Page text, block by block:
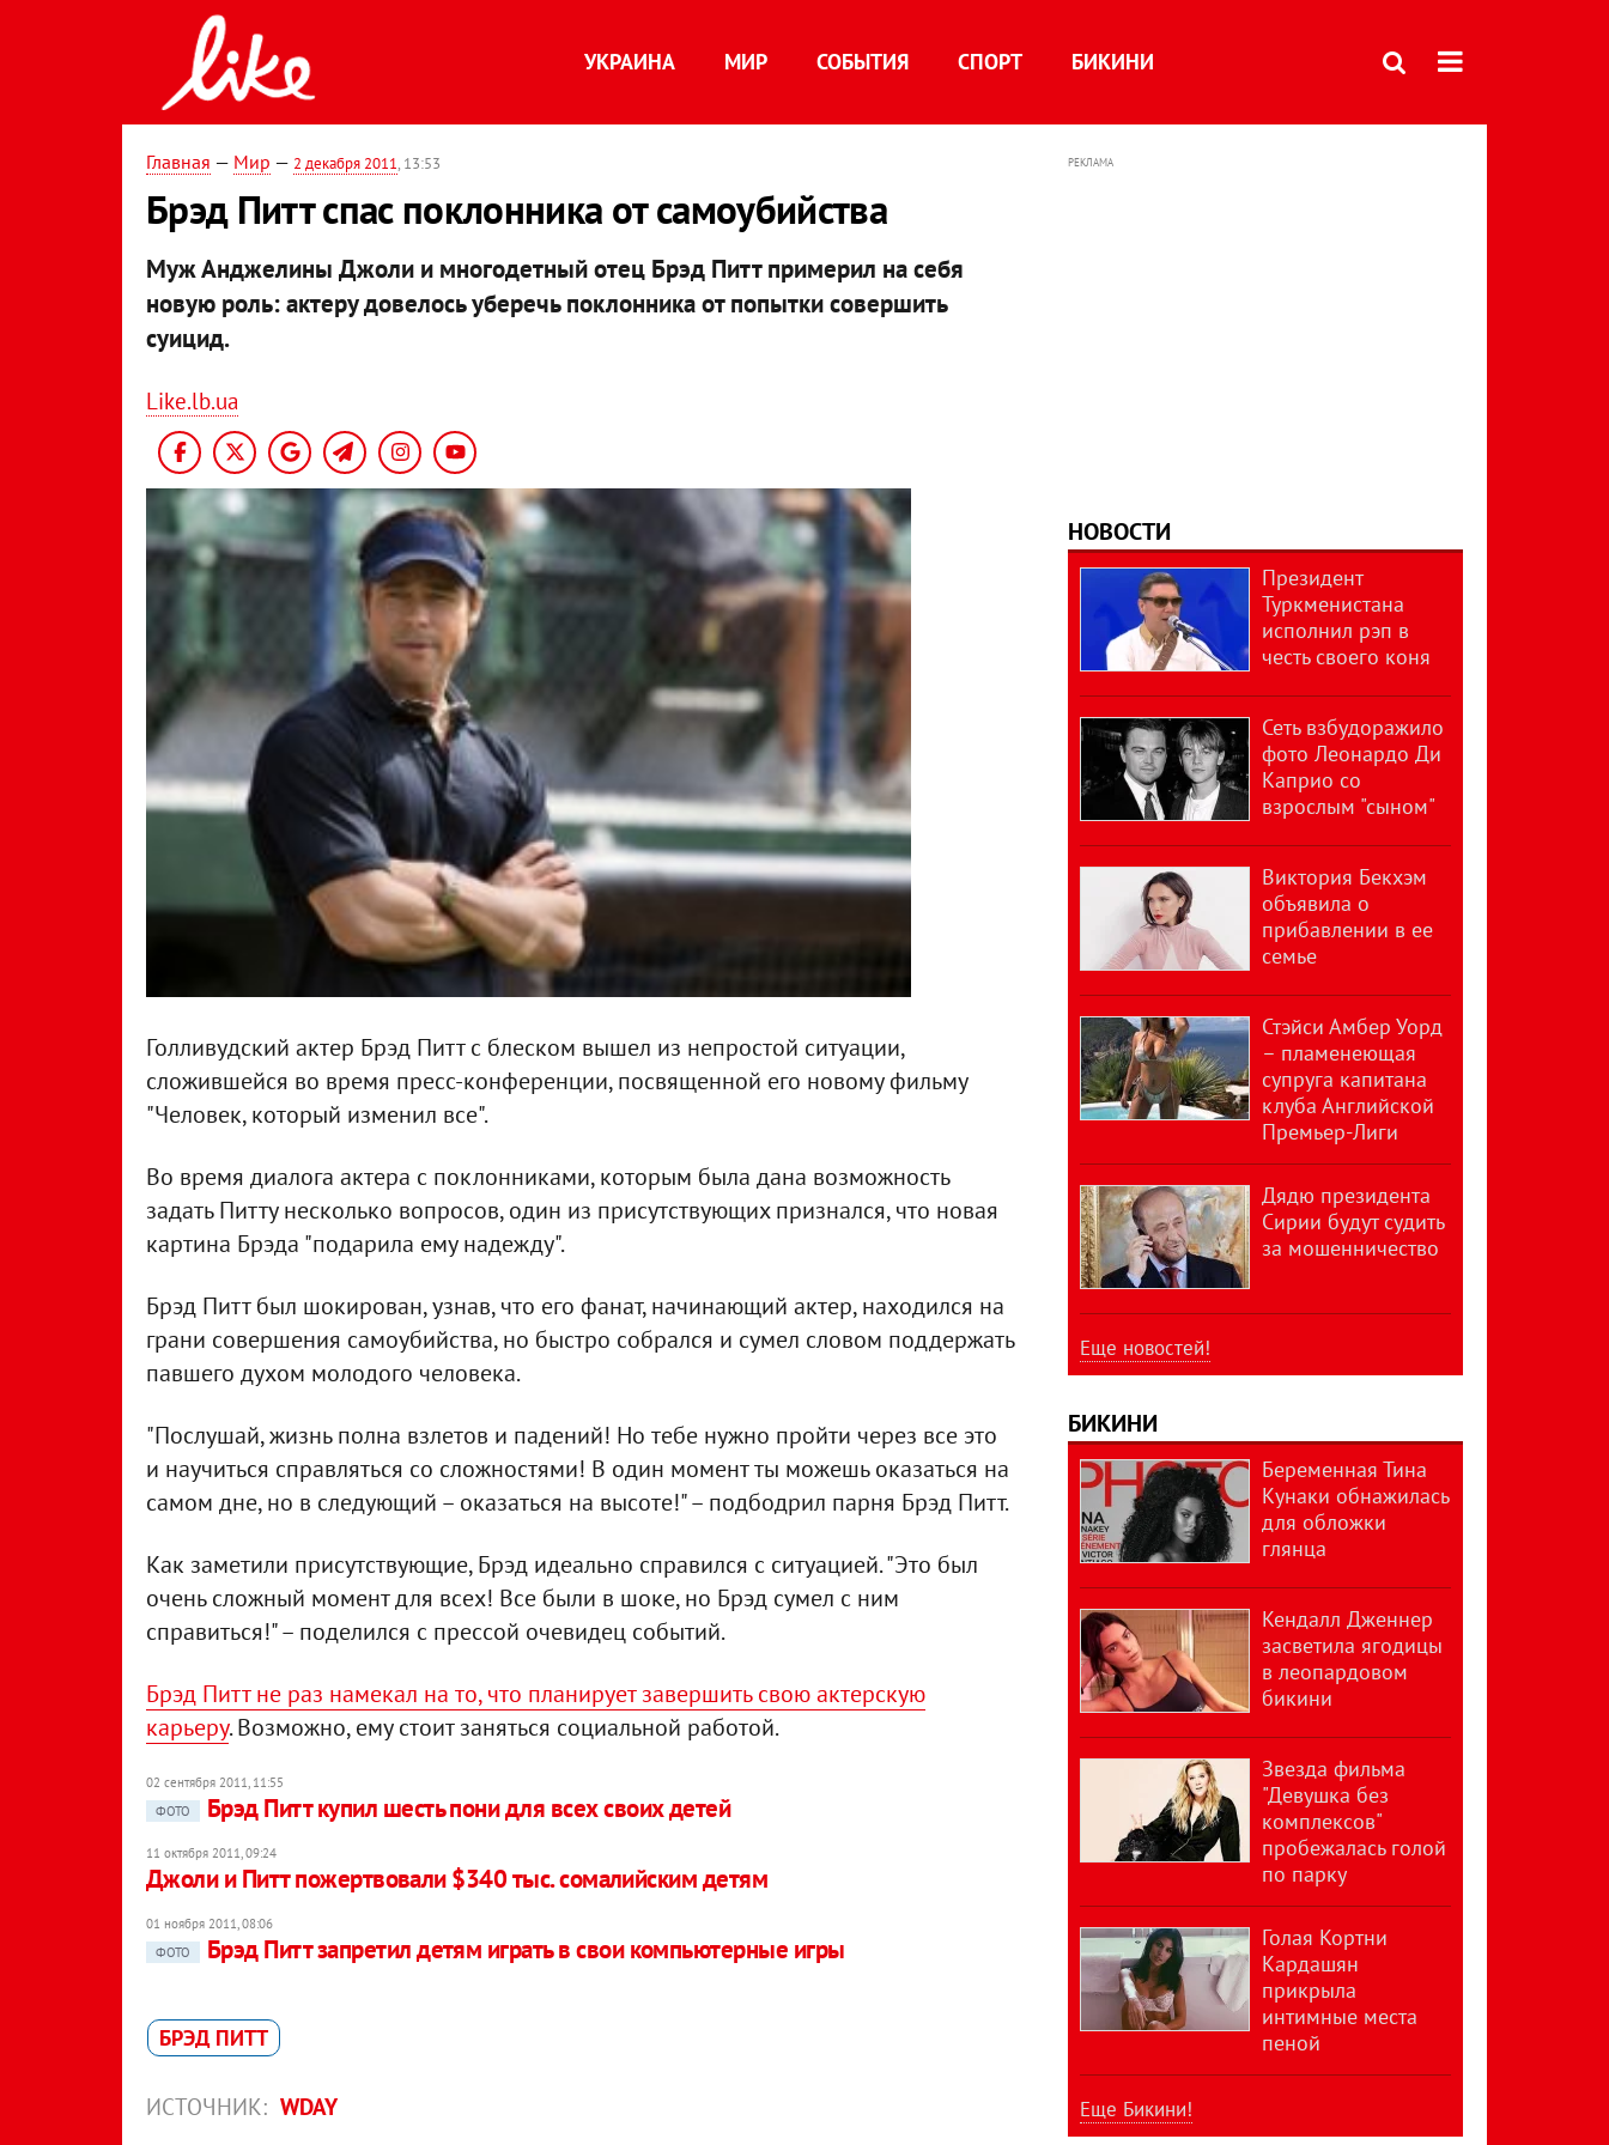
УКРАИНА МИР СОБЫТИЯ СПОРТ БИКИНИ
Главная — Мир — 2 декабря 2011, 13:53
Брэд Питт спас поклонника от самоубийства
Муж Анджелины Джоли и многодетный отец Брэд Питт примерил на себя
новую роль: актеру довелось уберечь поклонника от попытки совершить
суицид.
Like.lb.ua
Голливудский актер Брэд Питт с блеском вышел из непростой ситуации,
сложившейся во время пресс-конференции, посвященной его новому фильму
"Человек, который изменил все".
Во время диалога актера с поклонниками, которым была дана возможность
задать Питту несколько вопросов, один из присутствующих признался, что новая
картина Брэда "подарила ему надежду".
Брэд Питт был шокирован, узнав, что его фанат, начинающий актер, находился на
грани совершения самоубийства, но быстро собрался и сумел словом поддержать
павшего духом молодого человека.
"Послушай, жизнь полна взлетов и падений! Но тебе нужно пройти через все это
и научиться справляться со сложностями! В один момент ты можешь оказаться на
самом дне, но в следующий – оказаться на высоте!" – подбодрил парня Брэд Питт.
Как заметили присутствующие, Брэд идеально справился с ситуацией. "Это был
очень сложный момент для всех! Все были в шоке, но Брэд сумел с ним
справиться!" – поделился с прессой очевидец событий.
Брэд Питт не раз намекал на то, что планирует завершить свою актерскую
карьеру. Возможно, ему стоит заняться социальной работой.
02 сентября 2011, 11:55
ФОТО
Брэд Питт купил шесть пони для всех своих детей
11 октября 2011, 09:24
Джоли и Питт пожертвовали $340 тыс. сомалийским детям
01 ноября 2011, 08:06
ФОТО
Брэд Питт запретил детям играть в свои компьютерные игры
БРЭД ПИТТ
ИСТОЧНИК: WDAY
РЕКЛАМА
НОВОСТИ
Президент
Туркменистана
исполнил рэп в
честь своего коня
Сеть взбудоражило
фото Леонардо Ди
Каприо со
взрослым "сыном"
Виктория Бекхэм
объявила о
прибавлении в ее
семье
Стэйси Амбер Уорд
– пламенеющая
супруга капитана
клуба Английской
Премьер-Лиги
Дядю президента
Сирии будут судить
за мошенничество
Еще новостей!
БИКИНИ
Беременная Тина
Кунаки обнажилась
для обложки
глянца
Кендалл Дженнер
засветила ягодицы
в леопардовом
бикини
Звезда фильма
"Девушка без
комплексов"
пробежалась голой
по парку
Голая Кортни
Кардашян
прикрыла
интимные места
пеной
Еще Бикини!